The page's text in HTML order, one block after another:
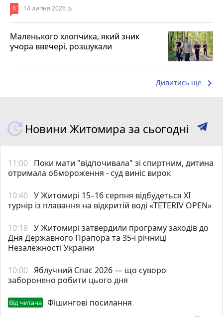
6 14 липня 2026 р.
Маленького хлопчика, який зник
учора ввечері, розшукали
Дивитись ще keyboard_arrow_right
Новини Житомира за сьогодні
11:00 Поки мати "відпочивала" зі спиртним, дитина
отримала обмороження - суд виніс вирок
10:40 У Житомирі 15–16 серпня відбудеться XI
турнір із плавання на відкритій воді «TETERIV OPEN»
10:18 У Житомирі затвердили програму заходів до
Дня Державного Прапора та 35-ї річниці
Незалежності України
10:00 Яблучний Спас 2026 — що суворо
заборонено робити цього дня
Від читача Фішингові посилання